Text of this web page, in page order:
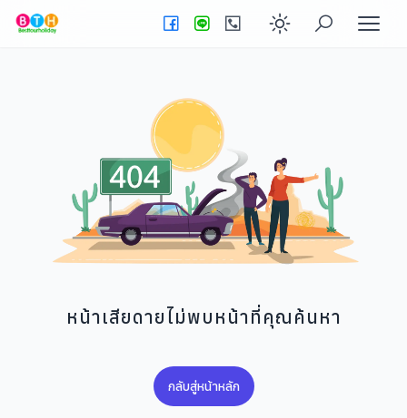
Enable dark
หน้าเสียดายไม่พบหน้าที่คุณค้นหา
กลับสู่หน้าหลัก